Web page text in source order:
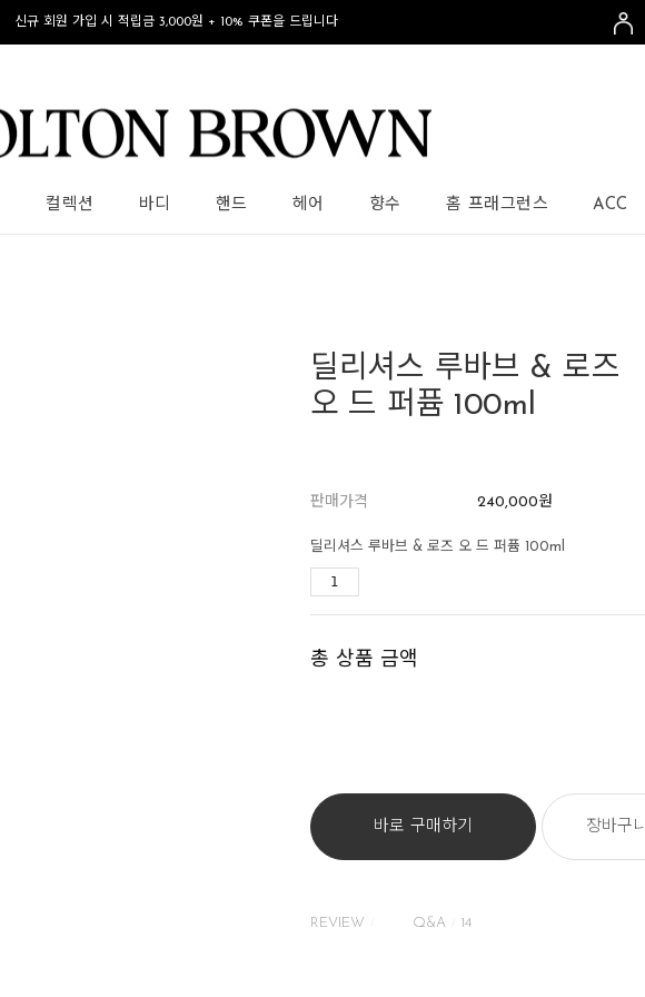
신규 회원 가입 시 적립금 3,000원 + 10% 쿠폰을 드립니다
컬렉션 바디 핸드 헤어 향수 홈 프래그런스 ACC
딜리셔스 루바브 & 로즈
오 드 퍼퓸 100ml
판매가격 240,000원
딜리셔스 루바브 & 로즈 오 드 퍼퓸 100ml
총 상품 금액
바로 구매하기 장바구니
REVIEW Q&A 14